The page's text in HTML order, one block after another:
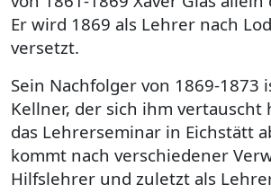
Er wird 1869 als Lehrer nach
versetzt.
Sein Nachfolger von 1869-1873
Kellner, der sich ihm vertauscht
das Lehrerseminar in Eichstätt
kommt nach verschiedener
Hilfslehrer und zuletzt als